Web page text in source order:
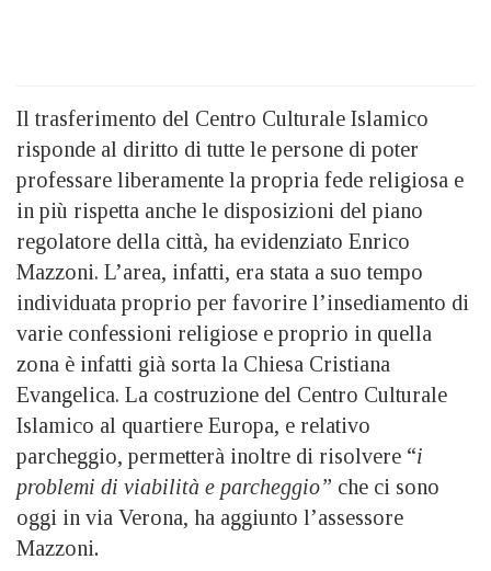
Il trasferimento del Centro Culturale Islamico
risponde al diritto di tutte le persone di poter
professare liberamente la propria fede religiosa e
in più rispetta anche le disposizioni del piano
regolatore della città, ha evidenziato Enrico
Mazzoni. L’area, infatti, era stata a suo tempo
individuata proprio per favorire l’insediamento di
varie confessioni religiose e proprio in quella
zona è infatti già sorta la Chiesa Cristiana
Evangelica. La costruzione del Centro Culturale
Islamico al quartiere Europa, e relativo
parcheggio, permetterà inoltre di risolvere “i
problemi di viabilità e parcheggio” che ci sono
oggi in via Verona, ha aggiunto l’assessore
Mazzoni.